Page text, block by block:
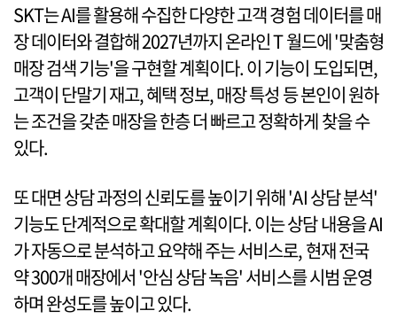
SKT는 AI를 활용해 수집한 다양한 고객 경험 데이터를 매
장 데이터와 결합해 2027년까지 온라인 T 월드에 '맞춤형
매장 검색 기능'을 구현할 계획이다. 이 기능이 도입되면,
고객이 단말기 재고, 혜택 정보, 매장 특성 등 본인이 원하
는 조건을 갖춘 매장을 한층 더 빠르고 정확하게 찾을 수
있다.
또 대면 상담 과정의 신뢰도를 높이기 위해 'AI 상담 분석'
기능도 단계적으로 확대할 계획이다. 이는 상담 내용을 AI
가 자동으로 분석하고 요약해 주는 서비스로, 현재 전국
약 300개 매장에서 '안심 상담 녹음' 서비스를 시범 운영
하며 완성도를 높이고 있다.